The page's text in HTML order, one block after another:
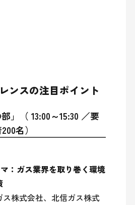
ンスの注目ポイント
」（ 13:00～15:30 ／要
名）
：ガス業界を取り巻く環境
株式会社、北信ガス株式